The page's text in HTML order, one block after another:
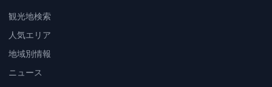
観光地検索
人気エリア
地域別情報
ニュース